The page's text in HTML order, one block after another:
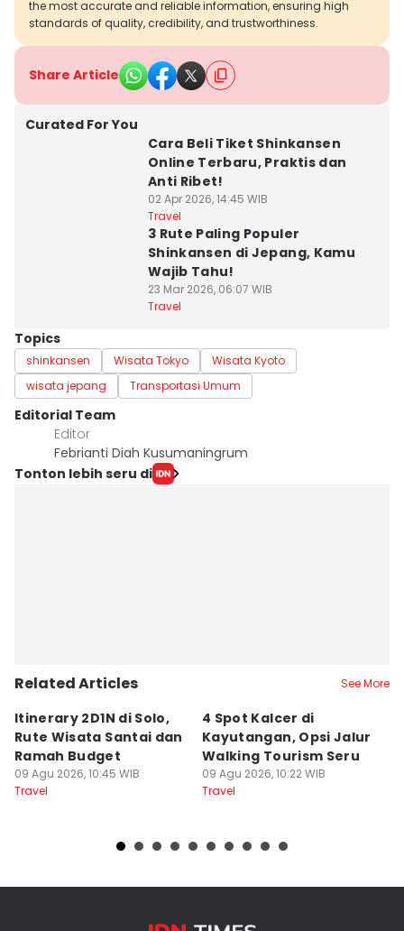
the most accurate and reliable information, ensuring high
standards of quality, credibility, and trustworthiness.
Share Article
Curated For You
Cara Beli Tiket Shinkansen
Online Terbaru, Praktis dan
Anti Ribet!
02 Apr 2026, 14:45 WIB
Travel
3 Rute Paling Populer
Shinkansen di Jepang, Kamu
Wajib Tahu!
23 Mar 2026, 06:07 WIB
Travel
Topics
shinkansen Wisata Tokyo
Wisata Kyoto
wisata jepang
Transportasi Umum
Editorial Team
Editor
Febrianti Diah Kusumaningrum
Tonton lebih seru di
Related Articles See More
Itinerary 2D1N di Solo,
Rute Wisata Santai dan
Ramah Budget
09 Agu 2026, 10:45 WIB
Travel
4 Spot Kalcer di
Kayutangan, Opsi Jalur
Walking Tourism Seru
09 Agu 2026, 10:22 WIB
Travel